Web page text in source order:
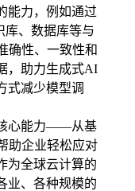
能力，例如通过
库、数据库等与
确性、一致性和
，助力生成式AI
式减少模型调
心能力——从基
助企业轻松应对
为全球云计算的
业、各种规模的